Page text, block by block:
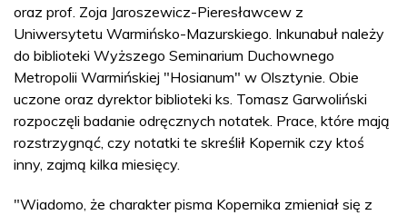
oraz prof. Zoja Jaroszewicz-Pieresławcew z
Uniwersytetu Warmińsko-Mazurskiego. Inkunabuł należy
do biblioteki Wyższego Seminarium Duchownego
Metropolii Warmińskiej "Hosianum" w Olsztynie. Obie
uczone oraz dyrektor biblioteki ks. Tomasz Garwoliński
rozpoczęli badanie odręcznych notatek. Prace, które mają
rozstrzygnąć, czy notatki te skreślił Kopernik czy ktoś
inny, zajmą kilka miesięcy.
"Wiadomo, że charakter pisma Kopernika zmieniał się z